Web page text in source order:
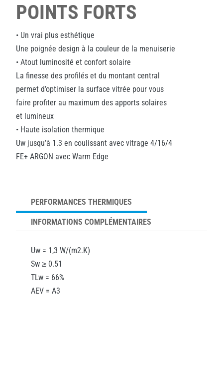
POINTS FORTS
• Un vrai plus esthétique
Une poignée design à la couleur de la menuiserie
• Atout luminosité et confort solaire
La finesse des profilés et du montant central
permet d’optimiser la surface vitrée pour vous
faire profiter au maximum des apports solaires
et lumineux
• Haute isolation thermique
Uw jusqu’à 1.3 en coulissant avec vitrage 4/16/4
FE+ ARGON avec Warm Edge
PERFORMANCES THERMIQUES
INFORMATIONS COMPLÉMENTAIRES
Uw = 1,3 W/(m2.K)
Sw ≥ 0.51
TLw = 66%
AEV = A3